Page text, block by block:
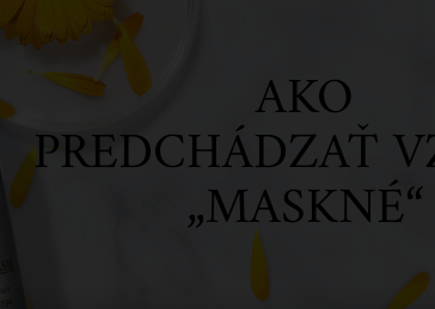
AKO
PREDCHÁDZAŤ
„MASKNÉ“